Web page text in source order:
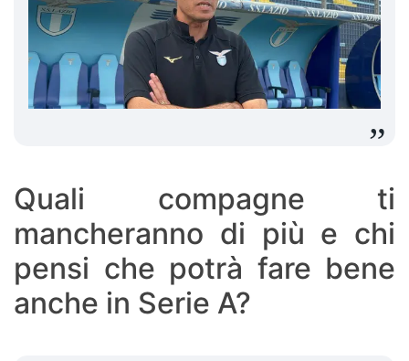
Quali compagne ti
mancheranno di più e chi
pensi che potrà fare bene
anche in Serie A?